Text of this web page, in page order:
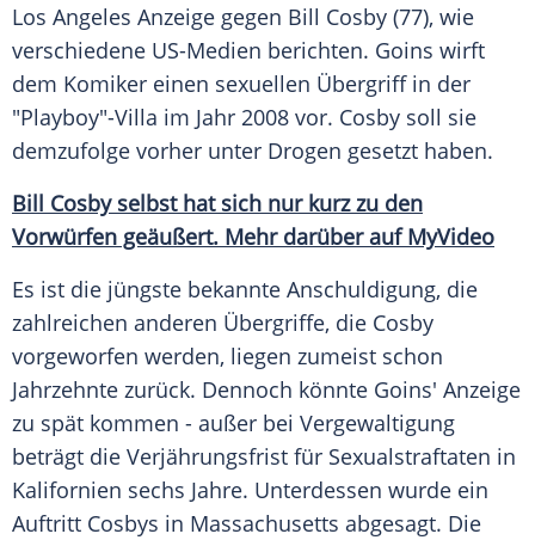
Los Angeles Anzeige gegen Bill Cosby (77), wie
verschiedene US-Medien berichten. Goins wirft
dem Komiker einen sexuellen Übergriffin der
"Playboy"-Villa im Jahr 2008 vor. Cosby soll sie
demzufolge vorher unter Drogen gesetzt haben.
Bill Cosby selbst hat sich nur kurz zu den
Vorwürfen geäußert. Mehr darüber auf MyVideo
Es ist die jüngste bekannte Anschuldigung, die
zahlreichen anderen Übergriffe, die Cosby
vorgeworfen werden, liegen zumeist schon
Jahrzehnte zurück. Dennoch könnte Goins' Anzeige
zu spät kommen - außer bei Vergewaltigung
beträgt die Verjährungsfrist für Sexualstraftaten in
Kalifornien sechs Jahre. Unterdessen wurde ein
Auftritt Cosbys in Massachusetts abgesagt. Die